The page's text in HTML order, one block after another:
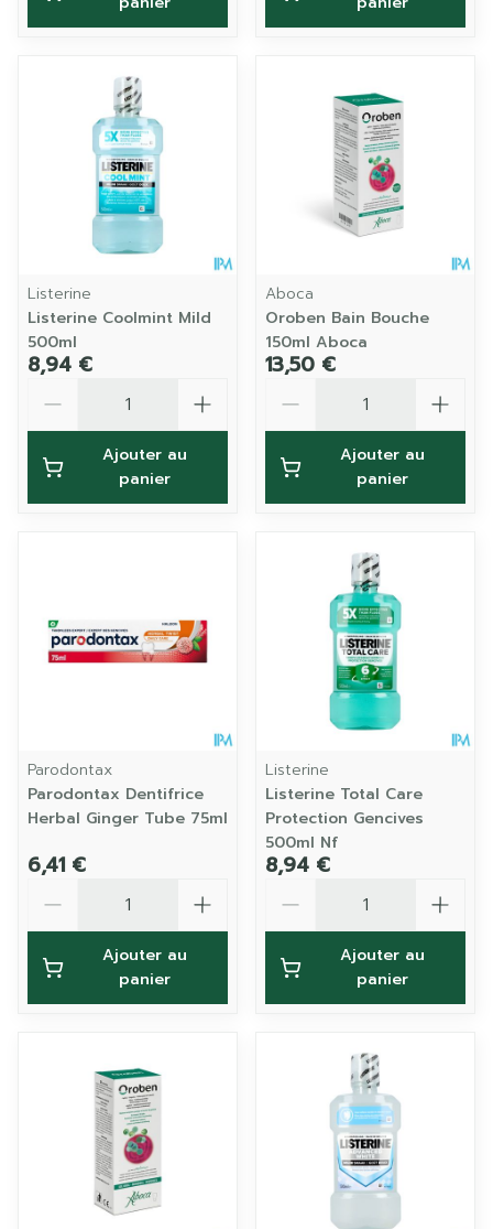
Listerine
Listerine Coolmint Mild
500ml
8,94 €
Ajouter au
panier
Aboca
Oroben Bain Bouche
150ml Aboca
13,50 €
Ajouter au
panier
Parodontax
Parodontax Dentifrice
Herbal Ginger Tube 75ml
6,41 €
Ajouter au
panier
Listerine
Listerine Total Care
Protection Gencives
500ml Nf
8,94 €
Ajouter au
panier